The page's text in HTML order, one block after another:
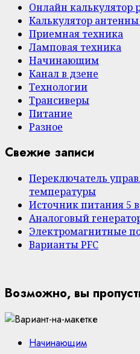
Онлайн калькулятор
Калькулятор
Приемная техника
Ламповая техника
Начинающим
Канал в дзене
Технологии
Трансиверы
Питание
Разное
Свежие записи
Переключатель
температуры
Источник питания 5
Аналоговый
Электромагнитные
Варианты PFC
Возможно, вы
Начинающим